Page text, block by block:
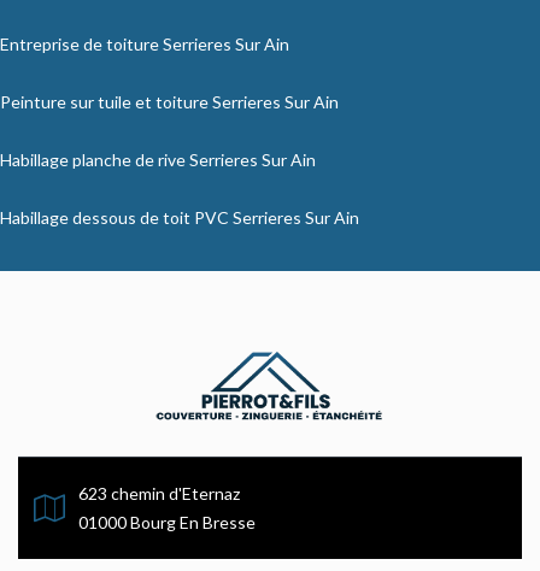
Entreprise de toiture Serrieres Sur Ain
Peinture sur tuile et toiture Serrieres Sur Ain
Habillage planche de rive Serrieres Sur Ain
Habillage dessous de toit PVC Serrieres Sur Ain
623 chemin d'Eternaz
01000 Bourg En Bresse